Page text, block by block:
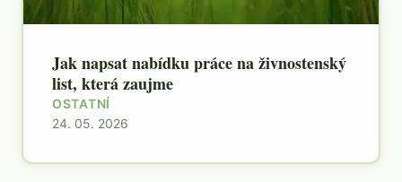
Jak napsat nabídku práce na živnostenský
list, která zaujme
OSTATNÍ
24. 05. 2026